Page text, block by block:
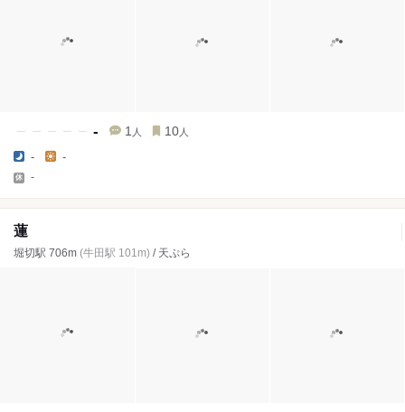
- 1 人 10 人
- -
-
蓮
堀切駅 706m (牛田駅 101m) / 天ぷら